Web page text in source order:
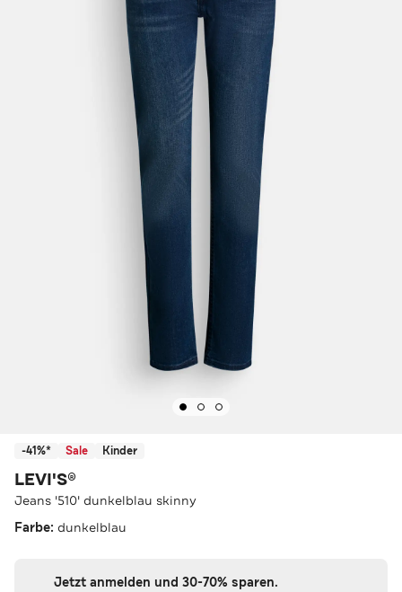
-41%* Sale Kinder
LEVI'S®
Jeans '510' dunkelblau skinny
Farbe: dunkelblau
Jetzt anmelden und 30-70% sparen.